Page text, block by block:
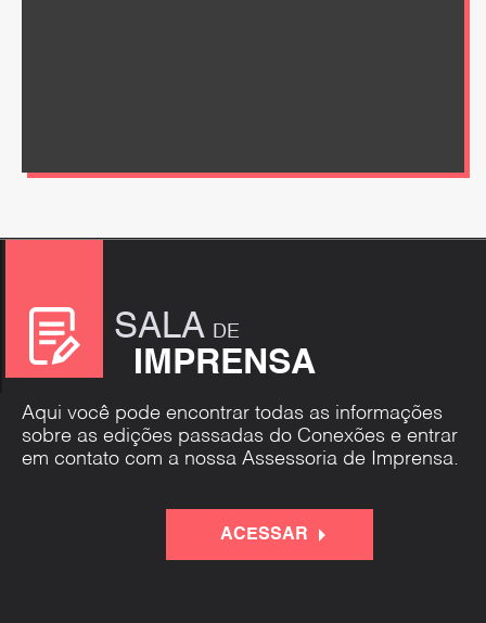
SALA DE
IMPRENSA
Aqui você pode encontrar todas as informações
sobre as edições passadas do Conexões e entrar
em contato com a nossa Assessoria de Imprensa.
ACESSAR